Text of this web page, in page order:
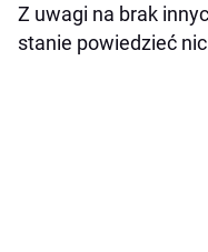
Z uwagi na brak
stanie powiedzieć